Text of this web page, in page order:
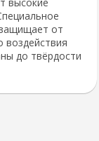
от
воздействия
до твёрдости